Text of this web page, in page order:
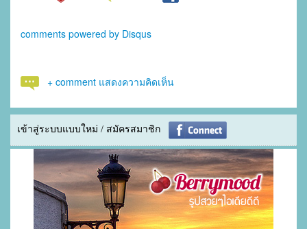
comments powered by Disqus
+ comment แสดงความคิดเห็น
เข้าสู่ระบบแบบใหม่ / สมัครสมาชิก